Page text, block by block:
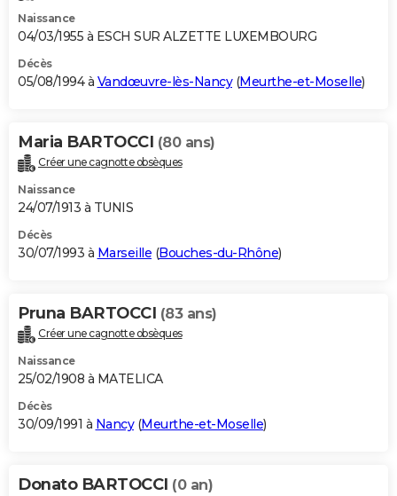
Naissance
04/03/1955 à ESCH SUR ALZETTE LUXEMBOURG
Décès
05/08/1994 à Vandœuvre-lès-Nancy(Meurthe-et-Moselle)
Maria BARTOCCI (80 ans)
Créer une cagnotte obsèques
Naissance
24/07/1913 à TUNIS
Décès
30/07/1993 à Marseille (Bouches-du-Rhône)
Pruna BARTOCCI (83 ans)
Créer une cagnotte obsèques
Naissance
25/02/1908 à MATELICA
Décès
30/09/1991 à Nancy(Meurthe-et-Moselle)
Donato BARTOCCI (0 an)